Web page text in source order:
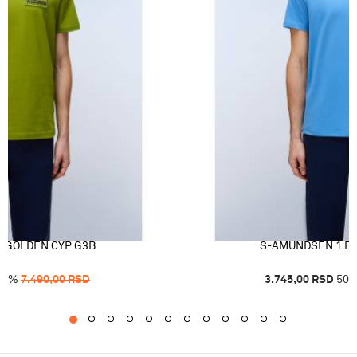
CYP G3B
% 7.490,00RSD
S-AMUNDSEN 1
3.745,00 RSD 50
10 11